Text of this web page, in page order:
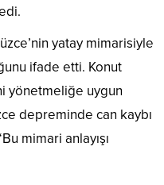
yatay mimarisiyle
ifade etti. Konut
yönetmeliğe uygun
depreminde can kaybı
mimari anlayışı